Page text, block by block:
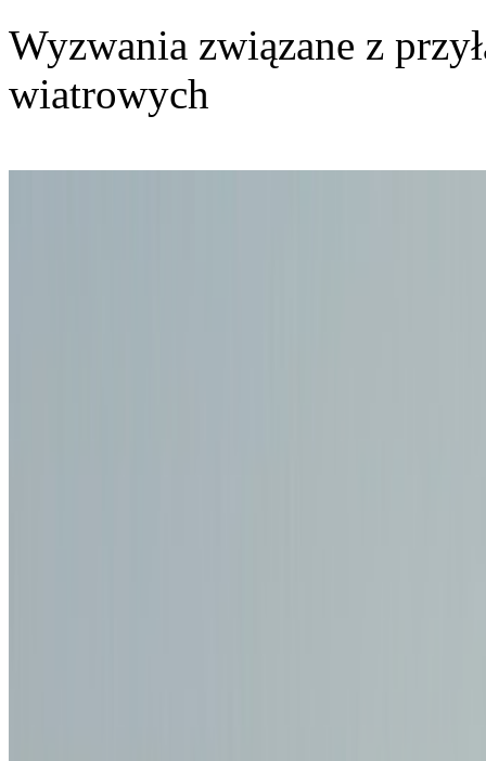
Wyzwania związane z
wiatrowych